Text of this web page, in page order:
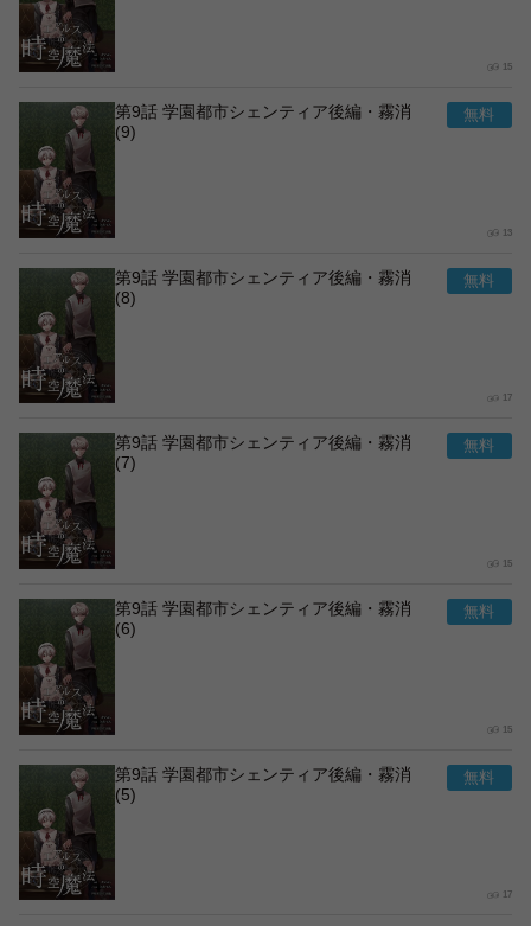
15
第9話 学園都市シェンティア後編・霧消
(9)
13
第9話 学園都市シェンティア後編・霧消
(8)
17
第9話 学園都市シェンティア後編・霧消
(7)
15
第9話 学園都市シェンティア後編・霧消
(6)
15
第9話 学園都市シェンティア後編・霧消
(5)
17